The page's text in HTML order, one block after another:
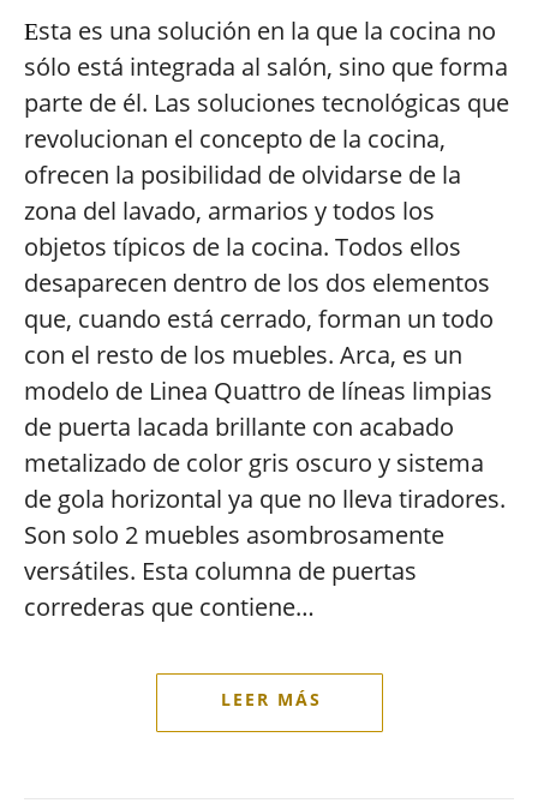
Esta es una solución en la que la cocina no
sólo está integrada al salón, sino que forma
parte de él. Las soluciones tecnológicas que
revolucionan el concepto de la cocina,
ofrecen la posibilidad de olvidarse de la
zona del lavado, armarios y todos los
objetos típicos de la cocina. Todos ellos
desaparecen dentro de los dos elementos
que, cuando está cerrado, forman un todo
con el resto de los muebles. Arca, es un
modelo de Linea Quattro de líneas limpias
de puerta lacada brillante con acabado
metalizado de color gris oscuro y sistema
de gola horizontal ya que no lleva tiradores.
Son solo 2 muebles asombrosamente
versátiles. Esta columna de puertas
correderas que contiene…